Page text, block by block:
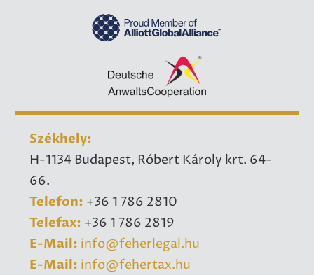
Székhely:
H-1134 Budapest, Róbert Károly krt. 64-
66.
Telefon: +36 1 786 2810
Telefax: +36 1 786 2819
E-Mail: info@feherlegal.hu
E-Mail: info@fehertax.hu